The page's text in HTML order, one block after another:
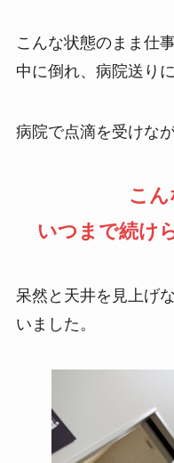
こんな状態のまま仕
中に倒れ、病院送り
病院で点滴を受けなが
こん
いつまで続け
呆然と天井を見上げ
いました。